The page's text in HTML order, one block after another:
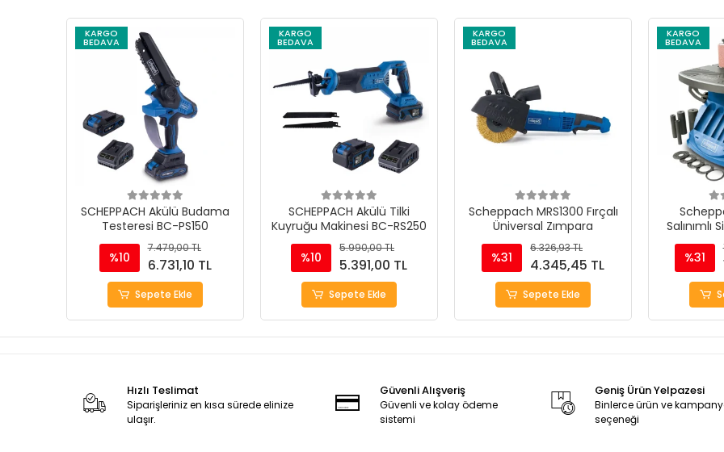
KARGO
BEDAVA
SCHEPPACH Akülü Budama
Testeresi BC-PS150
%10
7.479,00 TL
6.731,10 TL
Sepete Ekle
KARGO
BEDAVA
SCHEPPACH Akülü Tilki
Kuyruğu Makinesi BC-RS250
%10
5.990,00 TL
5.391,00 TL
Sepete Ekle
KARGO
BEDAVA
Scheppach MRS1300 Fırçalı
Üniversal Zımpara
%31
6.326,93 TL
4.345,45 TL
Sepete Ekle
KARGO
BEDAVA
Salınımlı
%31
Hızlı Teslimat
Siparişleriniz en kısa sürede elinize
ulaşır.
Güvenli Alışveriş
Güvenli ve kolay ödeme
sistemi
Geniş Ürün Yelpazesi
Binlerce ürün ve
seçeneği